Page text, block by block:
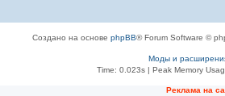
Создано на основе phpBB® Forum Software ©
Моды и
Time: 0.023s| Peak Memory
Рeклама на